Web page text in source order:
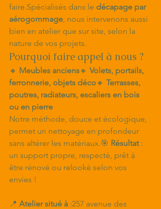
faire.Spécialisés dans le décapage par
aérogommage, nous intervenons aussi
bien en atelier que sur site, selon la
nature de vos projets.
Pourquoi faire appel à nous ?
🔸 Meubles anciens🔸 Volets, portails,
ferronnerie, objets déco🔸 Terrasses,
poutres, radiateurs, escaliers en bois
ou en pierre
Notre méthode, douce et écologique,
permet un nettoyage en profondeur
sans altérer les matériaux.🎯 Résultat :
un support propre, respecté, prêt à
être rénové ou relooké selon vos
envies !
📍 Atelier situé à :257 avenue des